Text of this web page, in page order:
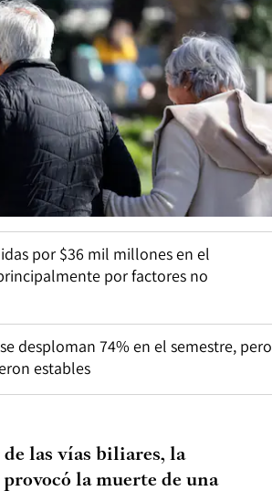
por $36 mil millones en el
por factores no
desploman 74% en el semestre, pero
estables
de las vías biliares, la
la muerte de una